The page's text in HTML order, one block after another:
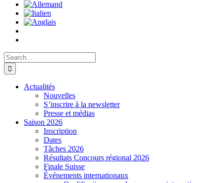
Search
for:
Actualités
Nouvelles
S’inscrire à la newsletter
Presse et médias
Saison 2026
Inscription
Dates
Tâches 2026
Résultats Concours régional 2026
Finale Suisse
Événements internationaux